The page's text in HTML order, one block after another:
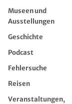
Museen und
Ausstellungen
Geschichte
Podcast
Fehlersuche
Reisen
Veranstaltungen,